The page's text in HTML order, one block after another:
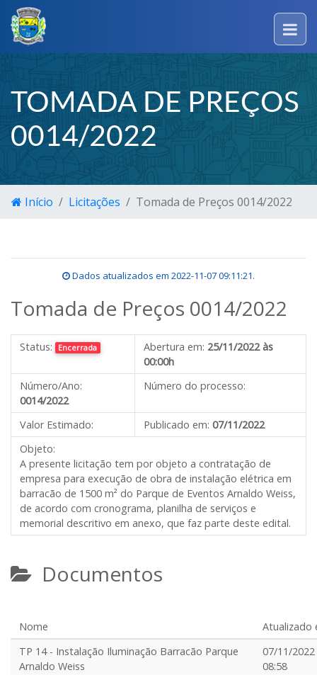
TOMADA DE PREÇOS
0014/2022
Início Licitações Tomada de Preços 0014/2022
Dados atualizados em 2022-11-07 09:11:21.
Tomada de Preços 0014/2022
Status: Encerrada Abertura em: 25/11/2022 às
00:00h
Número/Ano:
0014/2022
Número do processo:
Valor Estimado: Publicado em: 07/11/2022
Objeto:
A presente licitação tem por objeto a contratação de
empresa para execução de obra de instalação elétrica em
barracão de 1500 m² do Parque de Eventos Arnaldo Weiss,
de acordo com cronograma, planilha de serviços e
memorial descritivo em anexo, que faz parte deste edital.
Documentos
Nome
Atualizado
TP 14 - Instalação Iluminação Barracão Parque
Arnaldo Weiss
07/11/2022
08:58